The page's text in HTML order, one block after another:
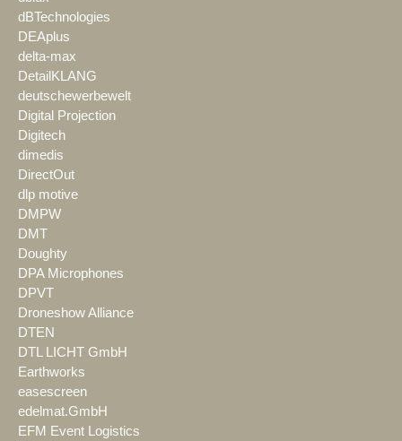
dBTechnologies
DEAplus
delta-max
DetailKLANG
deutschewerbewelt
Digital Projection
Digitech
dimedis
DirectOut
dlp motive
DMPW
DMT
Doughty
DPA Microphones
DPVT
Droneshow Alliance
DTEN
DTL LICHT GmbH
Earthworks
easescreen
edelmat.GmbH
EFM Event Logistics